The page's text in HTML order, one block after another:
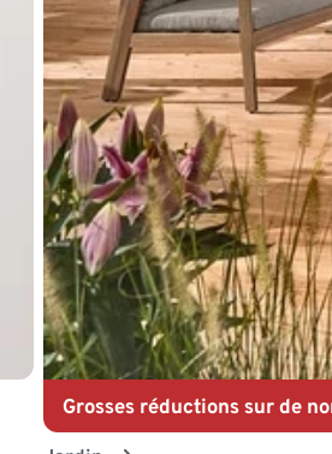
Grosses réductions sur de